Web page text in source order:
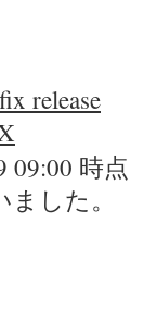
release
09:00 時点
した。